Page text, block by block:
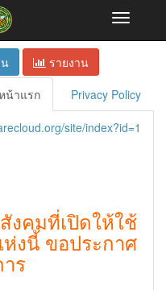
Toggle
รายงาน
น้าแรก
Privacy Policy
site/index?id=1
งคมที่เปิดให้ใช้
งนี้ ขอประกาศ
ร